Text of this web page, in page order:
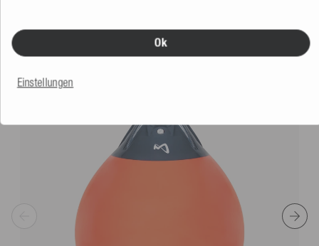
VERGLEICHBARE PRODUKTE
Ok
Einstellungen